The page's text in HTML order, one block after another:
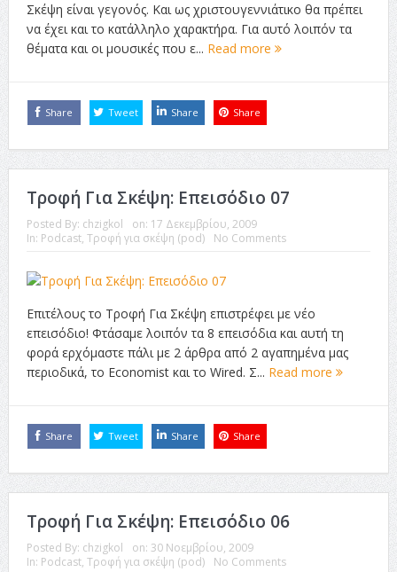
Σκέψη είναι γεγονός. Και ως χριστουγεννιάτικο θα πρέπει
να έχει και το κατάλληλο χαρακτήρα. Για αυτό λοιπόν τα
θέματα και οι μουσικές που ε... Read more
Share Tweet Share Share
Τροφή Για Σκέψη: Επεισόδιο 07
Posted By: chzigkol on: 17 Δεκεμβρίου, 2009
In: Podcast, Τροφή για σκέψη (pod) No Comments
Επιτέλους το Τροφή Για Σκέψη επιστρέφει με νέο
επεισόδιο! Φτάσαμε λοιπόν τα 8 επεισόδια και αυτή τη
φορά ερχόμαστε πάλι με 2 άρθρα από 2 αγαπημένα μας
περιοδικά, το Economist και το Wired. Σ... Read more
Share Tweet Share Share
Τροφή Για Σκέψη: Επεισόδιο 06
Posted By: chzigkol on: 30 Νοεμβρίου, 2009
In: Podcast, Τροφή για σκέψη (pod) No Comments